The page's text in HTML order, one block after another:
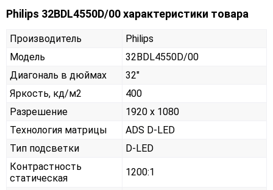
Philips 32BDL4550D/00 характеристики товара
Производитель
Philips
Модель
32BDL4550D/00
Диагональ в дюймах
32"
Яркость, кд/м2
400
Разрешение
1920 x 1080
Технология матрицы
ADS D-LED
Тип подсветки
D-LED
Контрастность
статическая
1200:1